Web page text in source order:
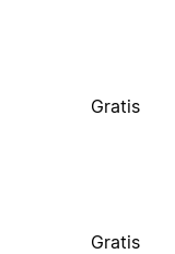
Gratis
Gratis